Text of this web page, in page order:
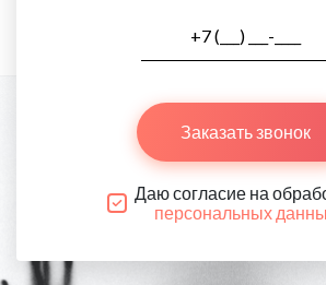
Заказать звонок
Даю согласие на
персональных